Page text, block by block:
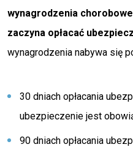
wynagrodzenia
zaczyna opłacać
wynagrodzenia nabywa się
30 dniach opłacania
ubezpieczenie jest
90 dniach opłacania